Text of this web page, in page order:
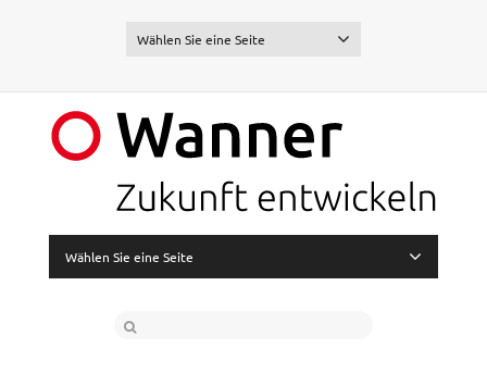
Wählen Sie eine Seite
Wählen Sie eine Seite